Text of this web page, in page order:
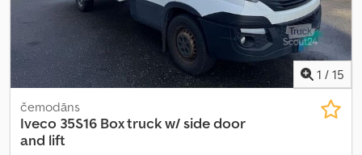
1 / 15
čemodāns
Iveco 35S16 Box truck w/ side door
and lift